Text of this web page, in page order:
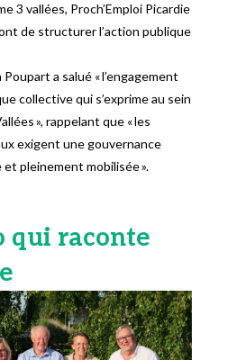
3 vallées, Proch’Emploi Picardie
de structurer l’action publique
a salué « l’engagement
collective qui s’exprime au sein
», rappelant que « les
exigent une gouvernance
pleinement mobilisée ».
qui raconte